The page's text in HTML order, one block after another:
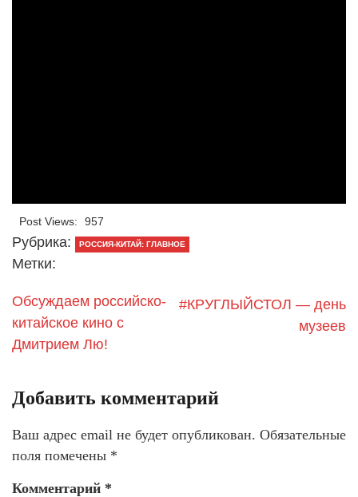
Post Views: 957
Рубрика: РОССИЯ-КИТАЙ: ГЛАВНОЕ
Метки:
Обсуждаем российско-
китайское кино с
Дмитрием Лю!
#КРУГЛЫЙСТОЛ — день
музеев
Добавить комментарий
Ваш адрес email не будет опубликован. Обязательные
поля помечены *
Комментарий *